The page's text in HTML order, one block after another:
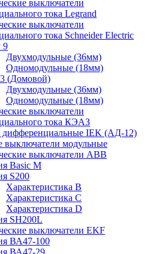
выключатели
тока Legrand
выключатели
тока Schneider Electric
9
Двухмодульные (36мм)
Одномодульные (18мм)
(Домовой)
Двухмодульные (36мм)
Одномодульные (18мм)
выключатели
тока КЭАЗ
дифференциальные IEK (АД-12)
выключатели модульные
выключатели ABB
Basic M
S200
Характеристика B
Характеристика C
Характеристика D
SH200L
выключатели EKF
ВА47-100
ВА47-29